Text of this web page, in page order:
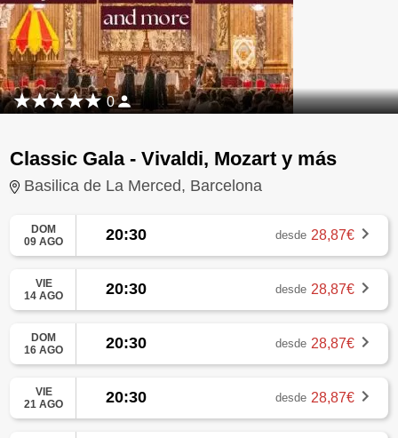
0
Classic Gala - Vivaldi, Mozart y más
Basilica de La Merced, Barcelona
DOM
09 AGO
20:30 desde 28,87€
VIE
14 AGO
20:30 desde 28,87€
DOM
16 AGO
20:30 desde 28,87€
VIE
21 AGO
20:30 desde 28,87€